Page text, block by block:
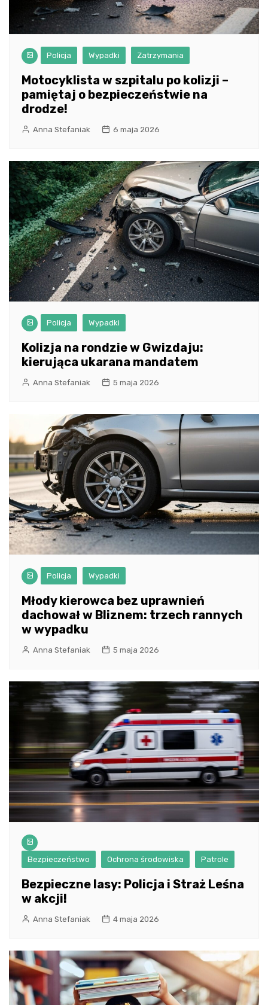
Policja Wypadki Zatrzymania
Motocyklista w szpitalu po kolizji –
pamiętaj o bezpieczeństwie na
drodze!
Anna Stefaniak 6 maja 2026
Policja Wypadki
Kolizja na rondzie w Gwizdaju:
kierująca ukarana mandatem
Anna Stefaniak 5 maja 2026
Policja Wypadki
Młody kierowca bez uprawnień
dachował w Bliznem: trzech rannych
w wypadku
Anna Stefaniak 5 maja 2026
Bezpieczeństwo Ochrona środowiska Patrole
Bezpieczne lasy: Policja i Straż Leśna
w akcji!
Anna Stefaniak 4 maja 2026